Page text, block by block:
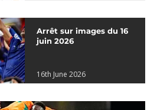
Arrêt sur images du 16
juin 2026
16th June 2026